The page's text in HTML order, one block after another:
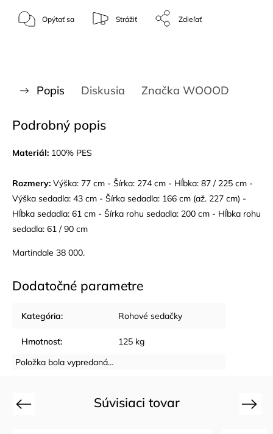
Opýtať sa Strážiť Zdieľať
Popis Diskusia Značka WOOOD
Podrobný popis
Materiál: 100% PES
Rozmery: Výška: 77 cm - Šírka: 274 cm - Hĺbka: 87 / 225 cm -
Výška sedadla: 43 cm - Šírka sedadla: 166 cm (až. 227 cm) -
Hĺbka sedadla: 61 cm - Šírka rohu sedadla: 200 cm - Hĺbka rohu
sedadla: 61 / 90 cm
Martindale 38 000.
Dodatočné parametre
Kategória: Rohové sedačky
Hmotnosť:
125 kg
Položka bola vypredaná…
Súvisiaci tovar
Previous Next